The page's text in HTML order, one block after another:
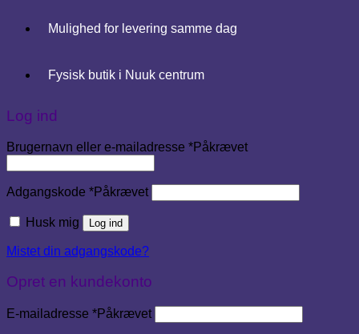
Mulighed for levering samme dag
Fysisk butik i Nuuk centrum
Log ind
Brugernavn eller e-mailadresse *Påkrævet
Adgangskode *Påkrævet
Husk mig Log ind
Mistet din adgangskode?
Opret en kundekonto
E-mailadresse *Påkrævet